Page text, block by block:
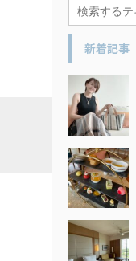
新着記事